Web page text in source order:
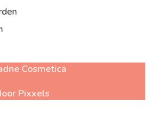
Cosmetica
Pixxels